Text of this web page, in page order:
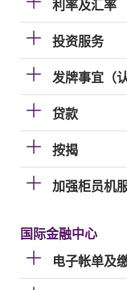
利率及汇率
投资服务
发牌事宜（
贷款
按揭
加强柜员机
国际金融中心
电子帐单及